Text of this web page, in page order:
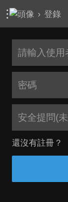
› 登錄
安全提問(
還沒有註冊？